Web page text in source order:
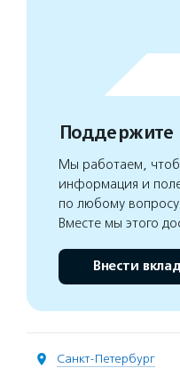
Поддержите
Мы работаем,
информация и
по любому вопросу
Вместе мы этого
Внести вклад
Санкт-Петербург